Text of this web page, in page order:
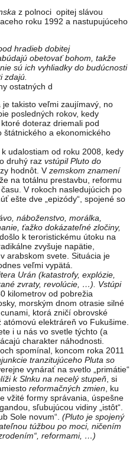
z polnoci opitej slávou
roku 1992 a nastupujúceho
hradieb dobitej
obetovať bohom, takže
sú ich vyhliadky do budúcnosti
zdajú.
ostatných d
takisto veľmi zaujímavý, no
posledných rokov, kedy
ktoré doteraz driemali pod
štátnického a ekonomického
udalostiam od roku 2008, kedy
druhý raz vstúpil Pluto do
hodnôt. V zemskom znamení
na totálnu prestavbu, reformu
V rokoch nasledujúcich po
ešte dve „epizódy“, spojené so
náboženstvo, morálka,
ťažko dokázateľné zločiny,
došlo k teroristickému útoku na
zvyšuje napätie,
arabskom svete. Situácia je
veľmi vypätá.
Urán (katastrofy, explózie,
zvraty, revolúcie, …). Vstúpi
kilometrov od pobrežia
morským dnom otrasie silné
ktorá zničí obrovské
elektráreň vo Fukušime.
i u nás vo svetle týchto (a
charakter náhodnosti.
spomínal, koncom roka 2011
tranzitujúceho Pluta so
vynárať na svetlo „primátie“
k Slnku na necelý stupeň , si
reformačných zmien , ku
vžité formy správania, úspešne
sľubujúcou vidiny „istôt“.
Sole novum“. (Pluto je spojený
túžbou po moci, ničením
reformami, …)